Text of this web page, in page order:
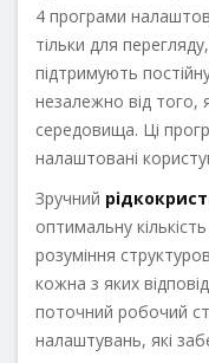
4 програми
тільки для
підтримують
незалежно від того,
середовища. Ці
налаштовані
Зручний
оптимальну
розуміння
кожна з яких
поточний робочий
налаштувань, які